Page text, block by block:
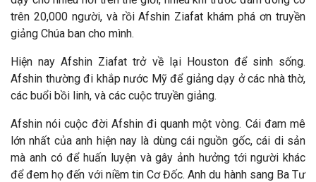
trên 20,000 người, và rồi Afshin Ziafat khám phá ơn truyền
giảng Chúa ban cho mình.
Hiện nay Afshin Ziafat trở về lại Houston để sinh sống.
Afshin thường đi khắp nước Mỹ để giảng dạy ở các nhà thờ,
các buổi bồi linh, và các cuộc truyền giảng.
Afshin nói cuộc đời Afshin đi quanh một vòng. Cái đam mê
lớn nhất của anh hiện nay là dùng cái nguồn gốc, cái di sản
mà anh cóđể huấn luyện và gây ảnh hưởng tới người khác
để đem họ đến với niềm tin Cơ Đốc. Anh du hành sang Ba Tư